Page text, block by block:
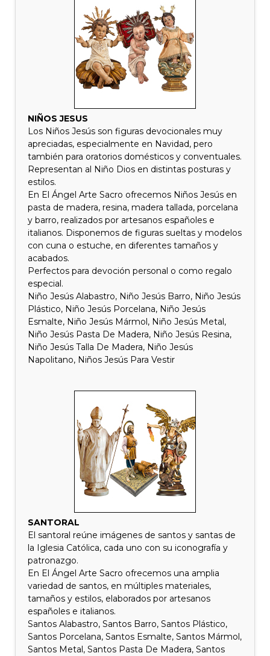
NIÑOS JESUS
Los Niños Jesús son figuras devocionales muy
apreciadas, especialmente en Navidad, pero
también para oratorios domésticos y conventuales.
Representan al Niño Dios en distintas posturas y
estilos.
En El Ángel Arte Sacro ofrecemos Niños Jesús en
pasta de madera, resina, madera tallada, porcelana
y barro, realizados por artesanos españoles e
italianos. Disponemos de figuras sueltas y modelos
con cuna o estuche, en diferentes tamaños y
acabados.
Perfectos para devoción personal o como regalo
especial.
Niño Jesús Alabastro, Niño Jesús Barro, Niño Jesús
Plástico, Niño Jesús Porcelana, Niño Jesús
Esmalte, Niño Jesús Mármol, Niño Jesús Metal,
Niño Jesús Pasta De Madera, Niño Jesús Resina,
Niño Jesús Talla De Madera, Niño Jesús
Napolitano, Niños Jesús Para Vestir
SANTORAL
El santoral reúne imágenes de santos y santas de
la Iglesia Católica, cada uno con su iconografía y
patronazgo.
En El Ángel Arte Sacro ofrecemos una amplia
variedad de santos, en múltiples materiales,
tamaños y estilos, elaborados por artesanos
españoles e italianos.
Santos Alabastro, Santos Barro, Santos Plástico,
Santos Porcelana, Santos Esmalte, Santos Mármol,
Santos Metal, Santos Pasta De Madera, Santos